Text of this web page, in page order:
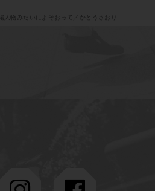
人物みたいによそおって／かとうさおり